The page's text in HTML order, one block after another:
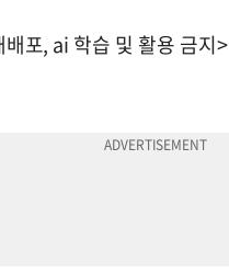
포, ai 학습 및 활용 금지>